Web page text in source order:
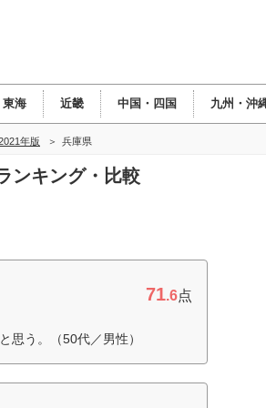
東海 近畿 中国・四国 九州・沖
年版 兵庫県
ンキング・比較
71.6点
思う。（50代／男性）